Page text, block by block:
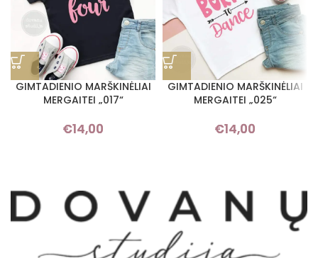
GIMTADIENIO MARŠKINĖLIAI
MERGAITEI „017“
€14,00
GIMTADIENIO MARŠKINĖLIAI
MERGAITEI „025“
€14,00